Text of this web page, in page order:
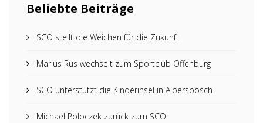
Beliebte Beiträge
SCO stellt die Weichen für die Zukunft
Marius Rus wechselt zum Sportclub Offenburg
SCO unterstützt die Kinderinsel in Albersbösch
Michael Poloczek zurück zum SCO